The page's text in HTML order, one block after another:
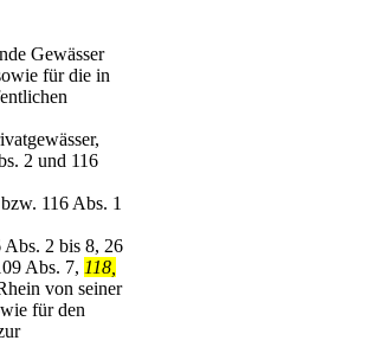
Gewässer
für die in
2 und 116
116 Abs. 1
Abs. 2 bis 8, 26
Abs. 7, 118,
von seiner
für den